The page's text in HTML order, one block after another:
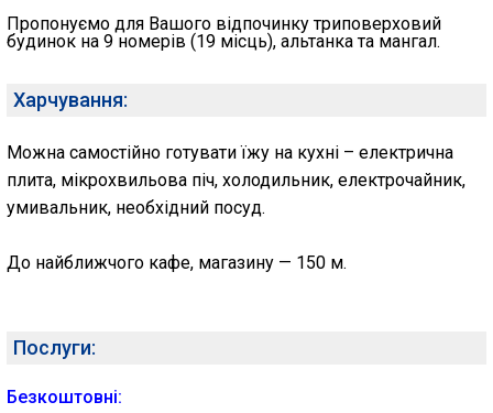
Пропонуємо для Вашого відпочинку триповерховий
будинок на 9 номерів (19 місць), альтанка та мангал.
Харчування:
Можна самостійно готувати їжу на кухні – електрична
плита, мікрохвильова піч, холодильник, електрочайник,
умивальник, необхідний посуд.
До найближчого кафе, магазину — 150 м.
Послуги:
Безкоштовні: